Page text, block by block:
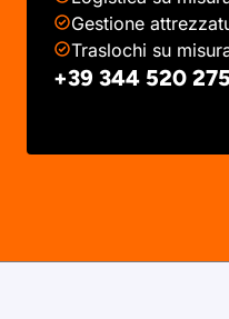
Gestione
Traslochi su
+39 344 520